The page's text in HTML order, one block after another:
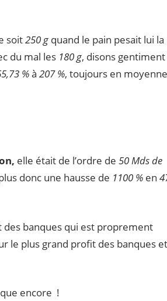
soit250 gquand le pain pesait lui la
du mal les 180 g, disons gentiment
%à 207 %, toujours en moyenne
elle était de l’ordre de 50 Mds de
donc une hausse de 1100 %en
des banques qui est proprement
le plus grand profit des banques et
encore !